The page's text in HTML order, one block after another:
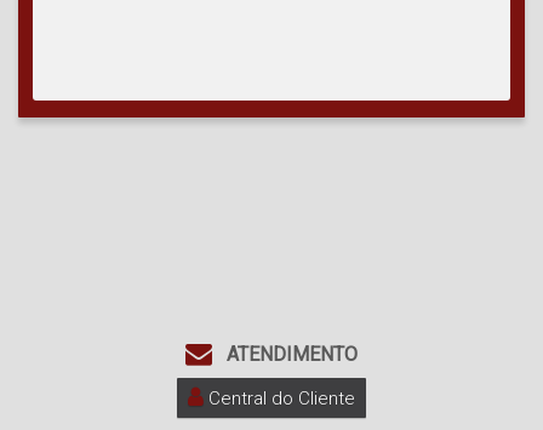
ATENDIMENTO
Central do Cliente